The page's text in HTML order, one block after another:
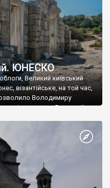
ЮНЕСКО
Великий київський
візантійське, на той час,
Володимиру
імператору Василю ІІ, та
Василем-християнином.
Херсонесу Таврійського